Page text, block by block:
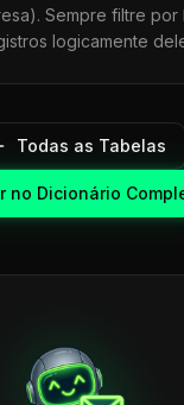
Sempre filtre por
logicamente
Todas as Tabelas
no Dicionário